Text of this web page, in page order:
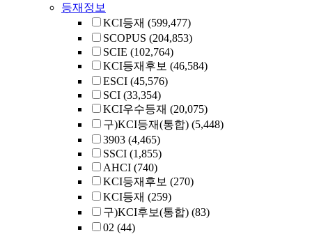
등재정보
KCI등재 (599,477)
SCOPUS (204,853)
SCIE (102,764)
KCI등재후보 (46,584)
ESCI (45,576)
SCI (33,354)
KCI우수등재 (20,075)
구)KCI등재(통합) (5,448)
3903 (4,465)
SSCI (1,855)
AHCI (740)
KCI등재후보 (270)
KCI등재 (259)
구)KCI후보(통합) (83)
02 (44)